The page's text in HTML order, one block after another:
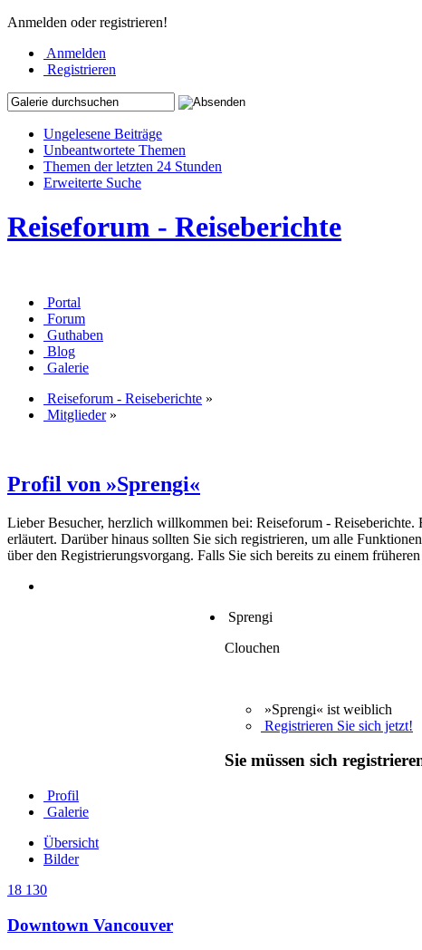
Anmelden oder registrieren!
Anmelden
Registrieren
Ungelesene Beiträge
Unbeantwortete Themen
Themen der letzten 24 Stunden
Erweiterte Suche
Reiseforum - Reiseberichte
Portal
Forum
Guthaben
Blog
Galerie
Reiseforum - Reiseberichte »
Mitglieder»
Profil von »Sprengi«
Lieber Besucher, herzlich willkommen bei: Reiseforum - Reiseberichte.
erläutert. Darüber hinaus sollten Sie sich registrieren, um alle
über den Registrierungsvorgang. Falls Sie sich bereits zu einem
Sprengi
Clouchen
»Sprengi« ist weiblich
Registrieren Sie sich jetzt!
Sie müssen sich
Profil
Galerie
Übersicht
Bilder
18 130
Downtown Vancouver